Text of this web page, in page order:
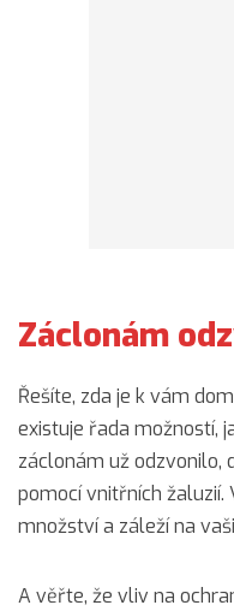
Záclonám
Řešíte, zda je k vám
existuje řada možností,
záclonám už odzvonilo,
pomocí vnitřních žaluzií.
množství a záleží na
A věřte, že vliv na